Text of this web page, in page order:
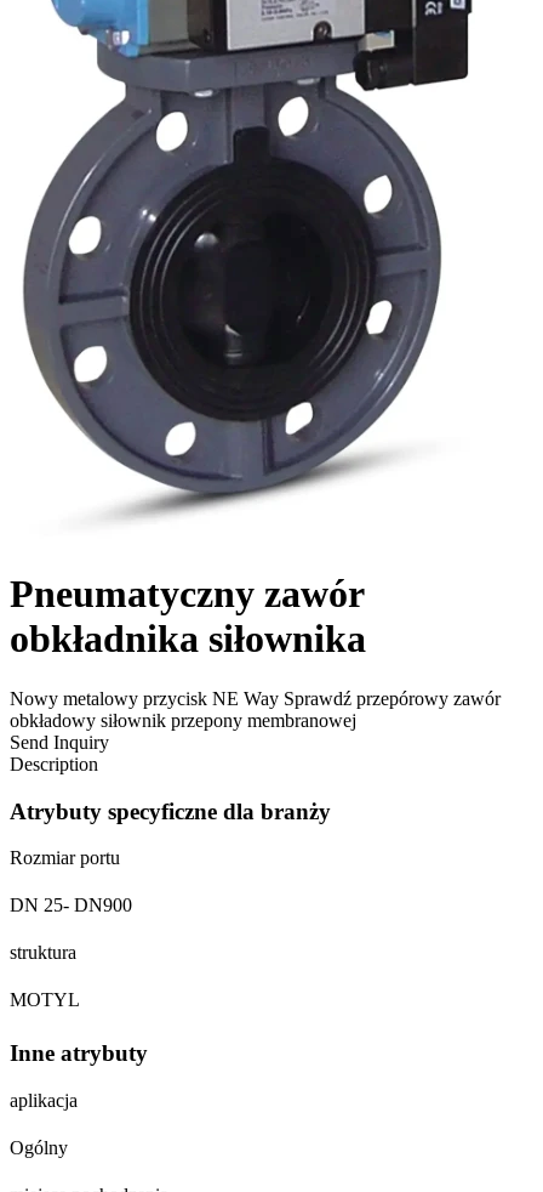
Pneumatyczny zawór
obkładnika siłownika
Nowy metalowy przycisk NE Way Sprawdź przepórowy zawór
obkładowy siłownik przepony membranowej
Send Inquiry
Description
Atrybuty specyficzne dla branży
Rozmiar portu
DN 25- DN900
struktura
MOTYL
Inne atrybuty
aplikacja
Ogólny